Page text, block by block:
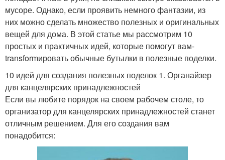
мусоре. Однако, если проявить немного фантазии, из
них можно сделать множество полезных и оригинальных
вещей для дома. В этой статье мы рассмотрим 10
простых и практичных идей, которые помогут вам-
transformировать обычные бутылки в полезные поделки.
10 идей для создания полезных поделок 1. Органайзер
для канцелярских принадлежностей
Если вы любите порядок на своем рабочем столе, то
организатор для канцелярских принадлежностей станет
отличным решением. Для его создания вам
понадобится: